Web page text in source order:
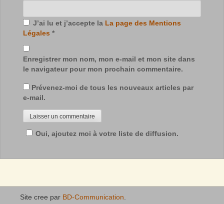
J’ai lu et j’accepte la La page des Mentions
Légales *
Enregistrer mon nom, mon e-mail et mon site dans
le navigateur pour mon prochain commentaire.
Prévenez-moi de tous les nouveaux articles par
e-mail.
Oui, ajoutez moi à votre liste de diffusion.
Site cree par BD-Communication